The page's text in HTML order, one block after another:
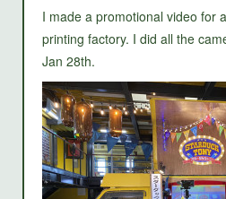
I made a promotional video for
printing factory. I did all the
Jan 28th.